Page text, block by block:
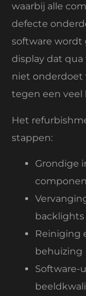
waarbij alle
defecte
software wordt
display dat
niet onderdoet
tegen een veel
Het
stappen:
Grondige
Reiniging
behuizing
Software-